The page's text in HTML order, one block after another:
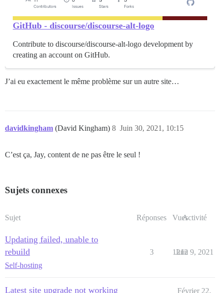
GitHub - discourse/discourse-alt-logo
Contribute to discourse/discourse-alt-logo development by
creating an account on GitHub.
J’ai eu exactement le même problème sur un autre site…
davidkingham (David Kingham) Juin 30, 2021, 10:15
8
C’est ça, Jay, content de ne pas être le seul !
Sujets connexes
Sujet Réponses VuesActivité
Updating failed, unable to
rebuild
Self-hosting
3 1212
Juin 9, 2021
Latest site upgrade not working
Février 22,